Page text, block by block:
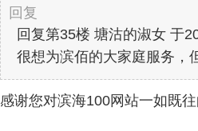
回复
回复第35楼 塘沽的淑女 于
很想为滨佰的大家庭服务，
感谢您对滨海100网站一如既